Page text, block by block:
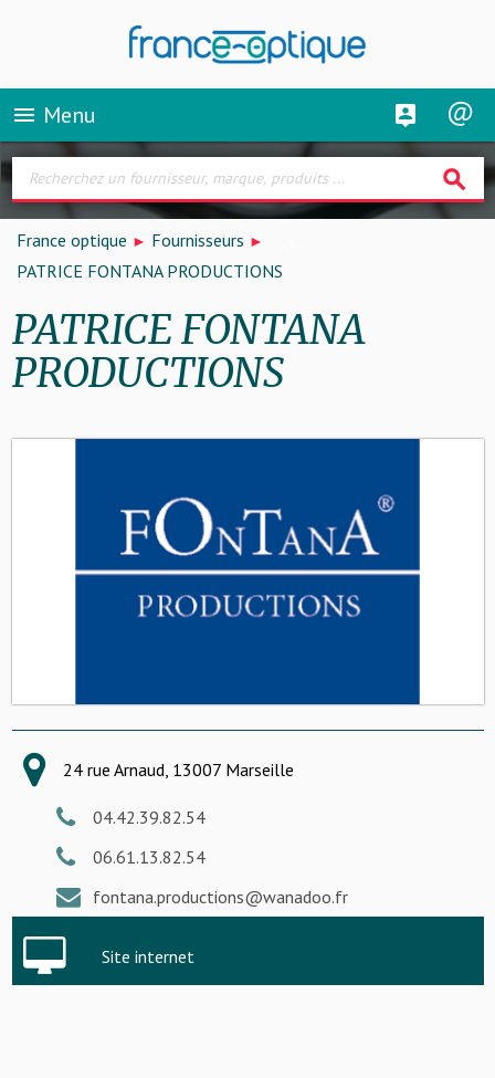
menu Menu
search
France optique
Fournisseurs
PATRICE FONTANA PRODUCTIONS
PATRICE FONTANA
PRODUCTIONS
24 rue Arnaud, 13007 Marseille
04.42.39.82.54
06.61.13.82.54
fontana.productions@wanadoo.fr
Site internet